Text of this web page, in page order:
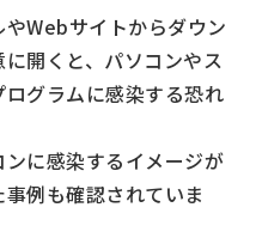
Webサイトからダウン
開くと、パソコンやス
グラムに感染する恐れ
に感染するイメージが
例も確認されていま